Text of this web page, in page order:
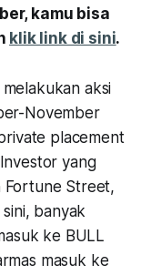
kamu bisa
klik link di sini.
aksi
November
placement
yang
Fortune Street,
banyak
ke BULL
masuk ke